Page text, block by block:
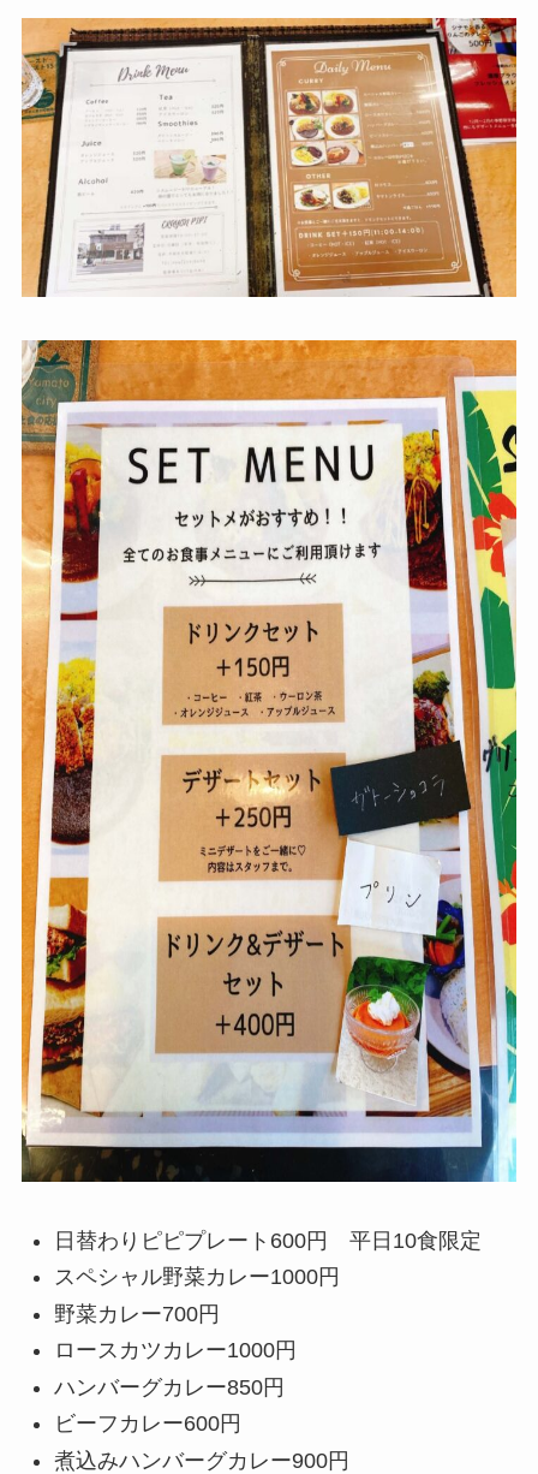
日替わりピピプレート600円 平日10食限定
スペシャル野菜カレー1000円
野菜カレー700円
ロースカツカレー1000円
ハンバーグカレー850円
ビーフカレー600円
煮込みハンバーグカレー900円